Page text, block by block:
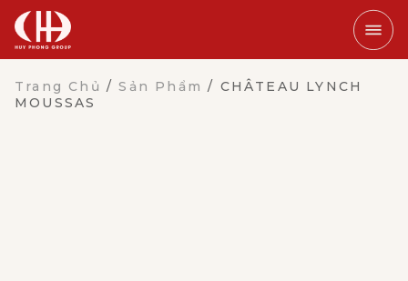
Trang Chủ /Sản Phẩm / CHÂTEAU LYNCH
MOUSSAS